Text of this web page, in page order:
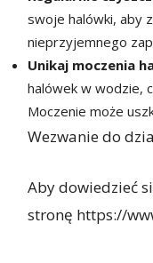
swoje halówki, aby
nieprzyjemnego
Unikaj moczenia
halówek w wodzie,
Moczenie może
Wezwanie do
Aby dowiedzieć
stronę https://